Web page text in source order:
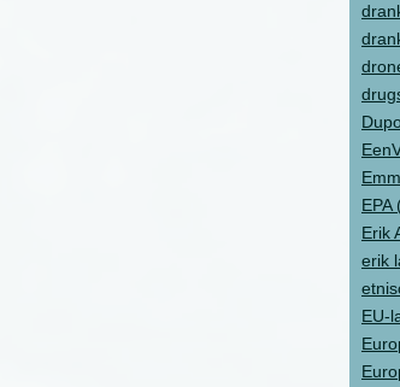
EPA
Erik
erik
EU-